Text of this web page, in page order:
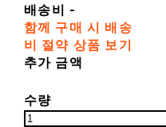
배송비 -
함께 구매 시 배송
비 절약 상품 보기
추가 금액
수량